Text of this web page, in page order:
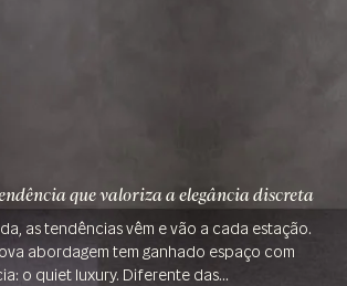
que valoriza a elegância discreta
as tendências vêm e vão a cada estação.
abordagem tem ganhado espaço com
o quiet luxury. Diferente das...